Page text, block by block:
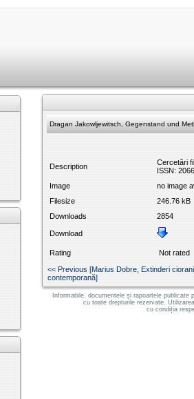
Dragan Jakowljewitsch, Gegenstand und
Description
Cercetări
ISSN:
Image
no image
Filesize
246.76 kB
Downloads
2854
Download
Rating
Not rated
<< Previous [Marius Dobre, Extinderi
contemporană]
Informatiile, documentele și rapoartele
cu toate drepturile rezervate.
cu condiția